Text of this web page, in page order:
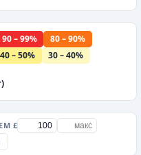
90 – 99%
80 – 90%
40 – 50% 30 – 40%
£